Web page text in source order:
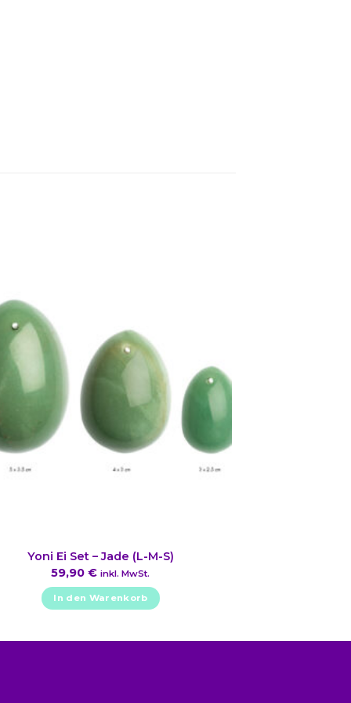
Yoni Ei Set – Jade (L-M-S)
59,90€ inkl. MwSt.
In den Warenkorb